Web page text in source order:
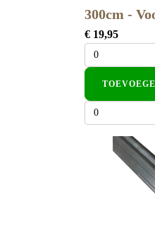
300cm -
€ 19,95